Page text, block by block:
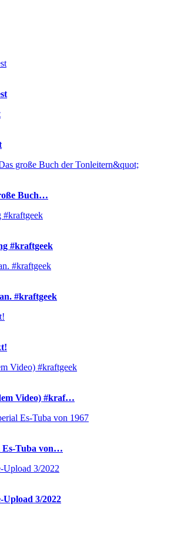
Buch…
#kraftgeek
#kraftgeek
Video) #kraf…
Es-Tuba von…
Upload 3/2022